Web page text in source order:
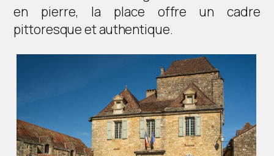
en pierre, la place offre un cadre
pittoresque et authentique.